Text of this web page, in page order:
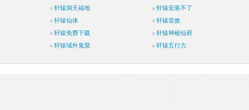
轩辕洞天福地
轩辕安装不了
轩辕仙体
轩辕音效
轩辕免费下载
轩辕神秘仙府
轩辕域外鬼窟 轩辕五行力